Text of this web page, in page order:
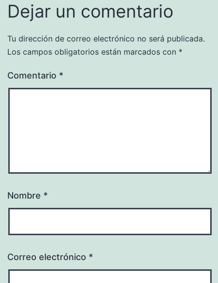
Dejar un comentario
Tu dirección de correo electrónico no será publicada.
Los campos obligatorios están marcados con *
Comentario *
Nombre *
Correo electrónico *